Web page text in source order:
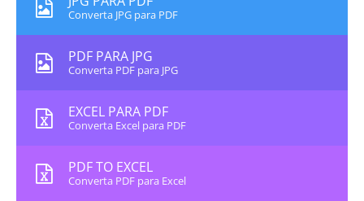
Converta JPG para PDF
PDF PARA JPG
Converta PDF para JPG
EXCEL PARA PDF
Converta Excel para PDF
PDF TO EXCEL
Converta PDF para Excel